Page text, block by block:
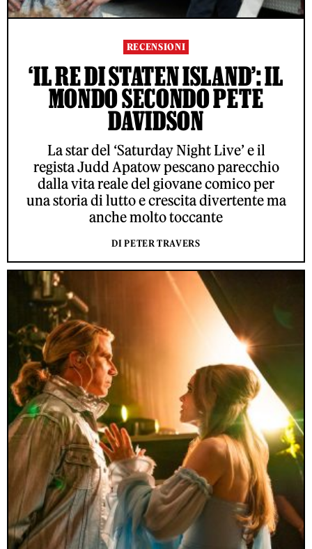
RECENSIONI
‘IL RE DI STATEN ISLAND’: IL
MONDO SECONDO PETE
DAVIDSON
La star del ‘Saturday Night Live’ e il
regista Judd Apatow pescano parecchio
dalla vita reale del giovane comico per
una storia di lutto e crescita divertente ma
anche molto toccante
DI PETER TRAVERS